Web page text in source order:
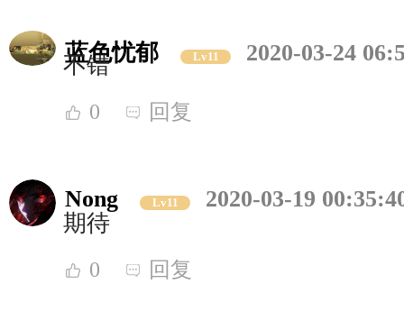
蓝色忧郁 Lv11 2020-03-24
不错
0 回复
Nong Lv11
2020-03-19
期待
0 回复